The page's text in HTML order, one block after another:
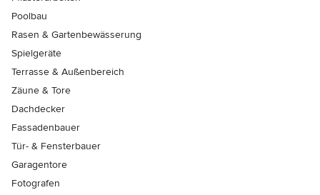
Poolbau
Rasen & Gartenbewässerung
Spielgeräte
Terrasse & Außenbereich
Zäune & Tore
Dachdecker
Fassadenbauer
Tür- & Fensterbauer
Garagentore
Fotografen